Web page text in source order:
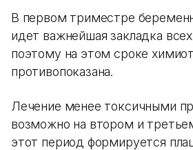
В первом триместре
идет важнейшая закладка
поэтому на этом сроке
противопоказана.
Лечение менее токсичными
возможно на втором и
этот период формируется